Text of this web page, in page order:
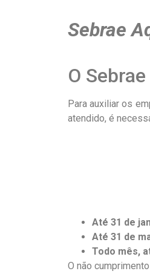
Sebrae
O
Para auxiliar os
atendido, é
Até 31 de
Até 31 de
Todo mês,
O não